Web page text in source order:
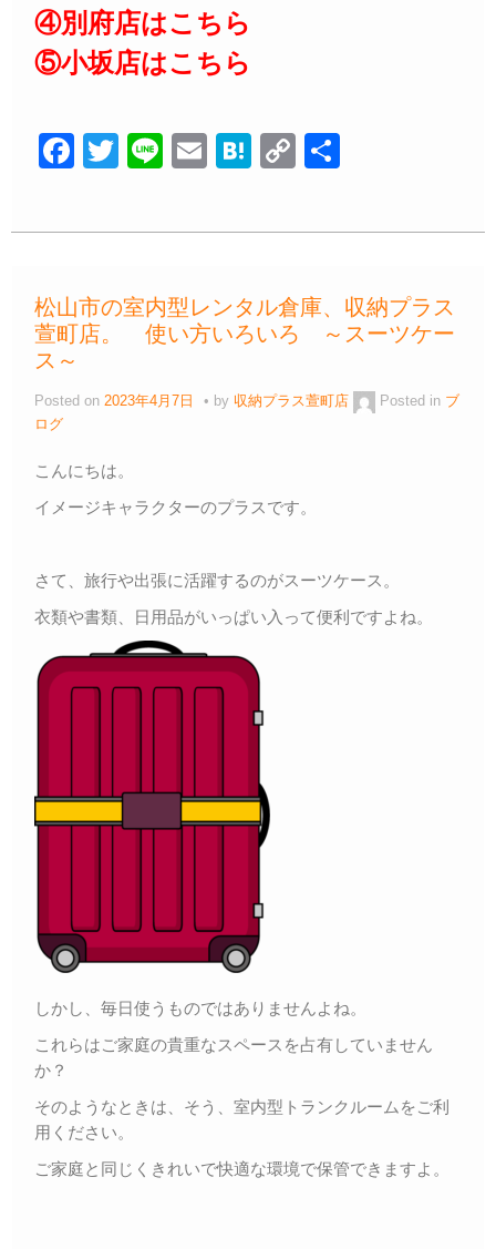
④別府店はこちら
⑤小坂店はこちら
F
c
b
o
k
T
tt
Li
e
E
ail
H
e
a
C
p
Li
n
松山市の室内型レンタル倉庫、収納プラス
萱町店。 使い方いろいろ ～スーツケー
ス～
Posted on 2023年4月7日 by 収納プラス萱町店 Posted in ブ
ログ
こんにちは。
イメージキャラクターのプラスです。
さて、旅行や出張に活躍するのがスーツケース。
衣類や書類、日用品がいっぱい入って便利ですよね。
しかし、毎日使うものではありませんよね。
これらはご家庭の貴重なスペースを占有していません
か？
そのようなときは、そう、室内型トランクルームをご利
用ください。
ご家庭と同じくきれいで快適な環境で保管できますよ。